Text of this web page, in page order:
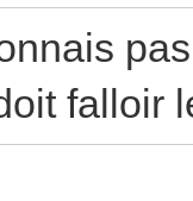
falloir